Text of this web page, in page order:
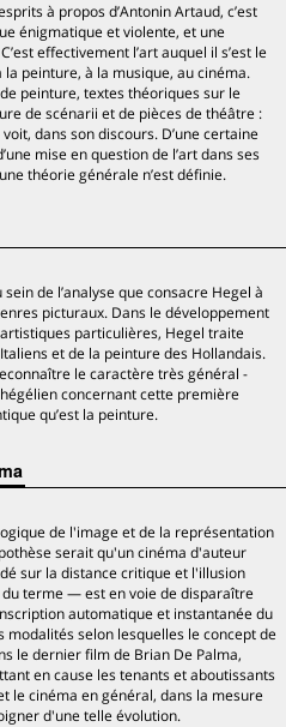
à propos d’Antonin Artaud, c’est
énigmatique et violente, et une
effectivement l’art auquel il s’est le
la peinture, à la musique, au cinéma.
peinture, textes théoriques sur le
de scénarii et de pièces de théâtre :
dans son discours. D’une certaine
mise en question de l’art dans ses
théorie générale n’est définie.
de l’analyse que consacre Hegel à
picturaux. Dans le développement
particulières, Hegel traite
et de la peinture des Hollandais.
le caractère très général -
concernant cette première
qu’est la peinture.
de l'image et de la représentation
serait qu'un cinéma d'auteur
sur la distance critique et l'illusion
terme — est en voie de disparaître
automatique et instantanée du
selon lesquelles le concept de
le dernier film de Brian De Palma,
en cause les tenants et aboutissants
le cinéma en général, dans la mesure
d'une telle évolution.